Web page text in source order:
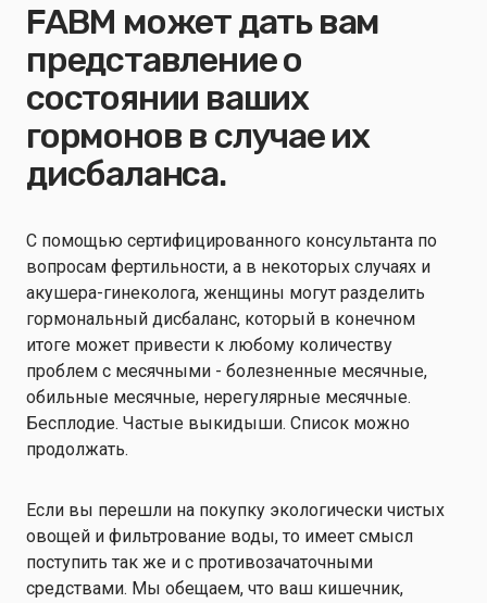
FABM может дать вам
представление о
состоянии ваших
гормонов в случае их
дисбаланса.
С помощью сертифицированного консультанта по
вопросам фертильности, а в некоторых случаях и
акушера-гинеколога, женщины могут разделить
гормональный дисбаланс, который в конечном
итоге может привести к любому количеству
проблем с месячными - болезненные месячные,
обильные месячные, нерегулярные месячные.
Бесплодие. Частые выкидыши. Список можно
продолжать.
Если вы перешли на покупку экологически чистых
овощей и фильтрование воды, то имеет смысл
поступить так же и с противозачаточными
средствами. Мы обещаем, что ваш кишечник,